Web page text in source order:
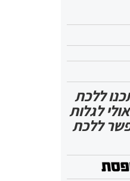
ללכת
לגלות
ללכת